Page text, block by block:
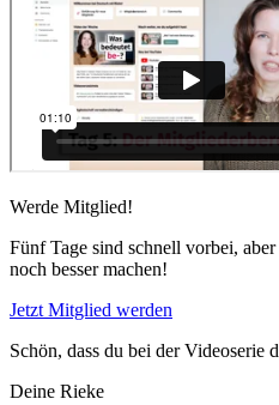
Werde Mitglied!
Fünf Tage sind schnell vorbei,
noch besser machen!
Jetzt Mitglied werden
Schön, dass du bei der
Deine Rieke